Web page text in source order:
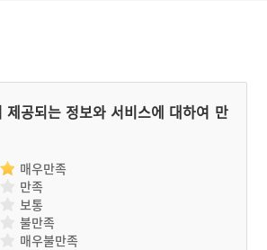
제공되는 정보와 서비스에 대하여 만
매우만족
만족
보통
불만족
매우불만족